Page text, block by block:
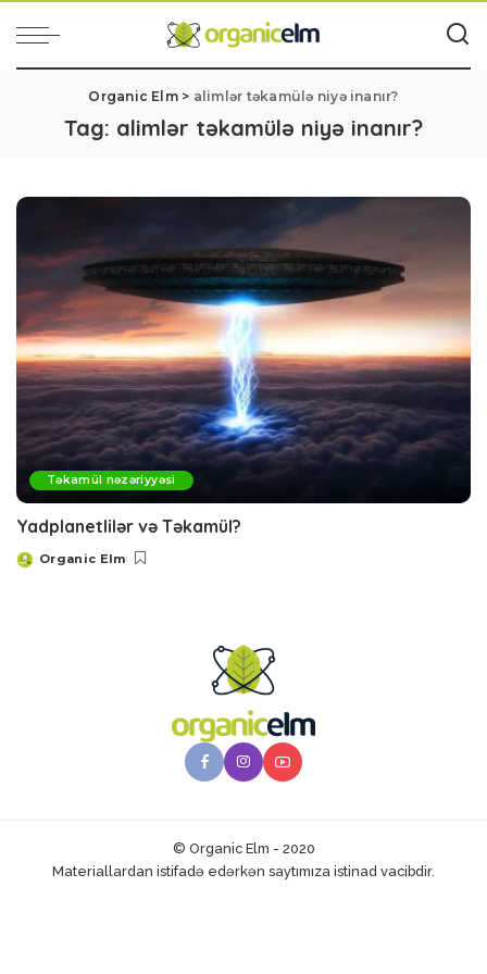
Organic Elm> alimlər təkamülə niyə inanır?
Tag: alimlər təkamülə niyə inanır?
Təkamül nəzəriyyəsi
Yadplanetlilər və Təkamül?
Posted
Organic Elm
© Organic Elm - 2020
Materiallardan istifadə edərkən saytımıza istinad vacibdir.